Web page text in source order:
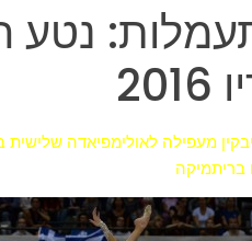
נטע
בריתמיקה